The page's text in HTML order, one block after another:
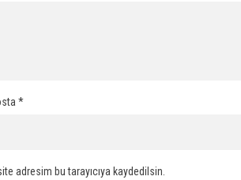
*
adresim bu tarayıcıya kaydedilsin.